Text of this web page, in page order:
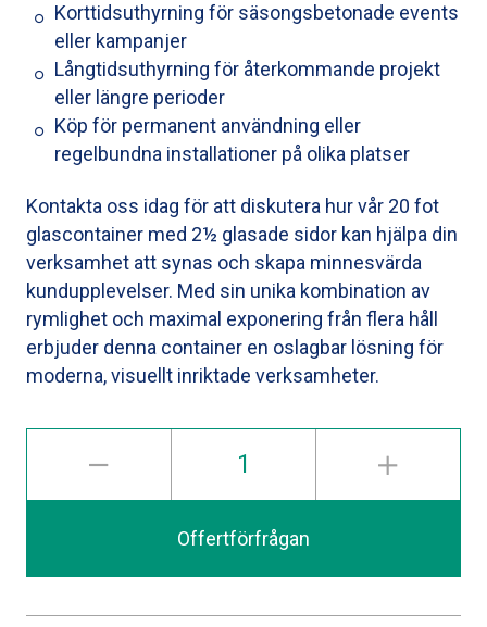
Korttidsuthyrning för säsongsbetonade events
eller kampanjer
Långtidsuthyrning för återkommande projekt
eller längre perioder
Köp för permanent användning eller
regelbundna installationer på olika platser
Kontakta oss idag för att diskutera hur vår 20 fot
glascontainer med 2½ glasade sidor kan hjälpa din
verksamhet att synas och skapa minnesvärda
kundupplevelser. Med sin unika kombination av
rymlighet och maximal exponering från flera håll
erbjuder denna container en oslagbar lösning för
moderna, visuellt inriktade verksamheter.
Offertförfrågan